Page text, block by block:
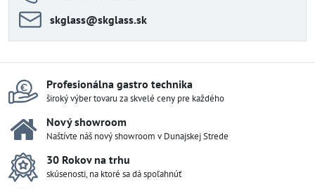
skglass​@skglass​.sk
Profesionálna gastro technika
široký výber tovaru za skvelé ceny pre každého
Nový showroom
Naštívte náš nový showroom v Dunajskej Strede
30 Rokov na trhu
skúsenosti, na ktoré sa dá spoľahnúť